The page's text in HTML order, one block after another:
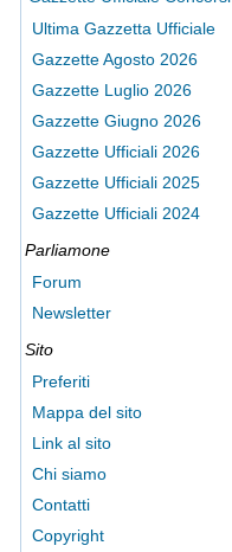
Ultima Gazzetta Ufficiale
Gazzette Agosto 2026
Gazzette Luglio 2026
Gazzette Giugno 2026
Gazzette Ufficiali 2026
Gazzette Ufficiali 2025
Gazzette Ufficiali 2024
Parliamone
Forum
Newsletter
Sito
Preferiti
Mappa del sito
Link al sito
Chi siamo
Contatti
Copyright